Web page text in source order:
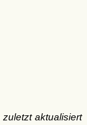
zuletzt aktualisiert